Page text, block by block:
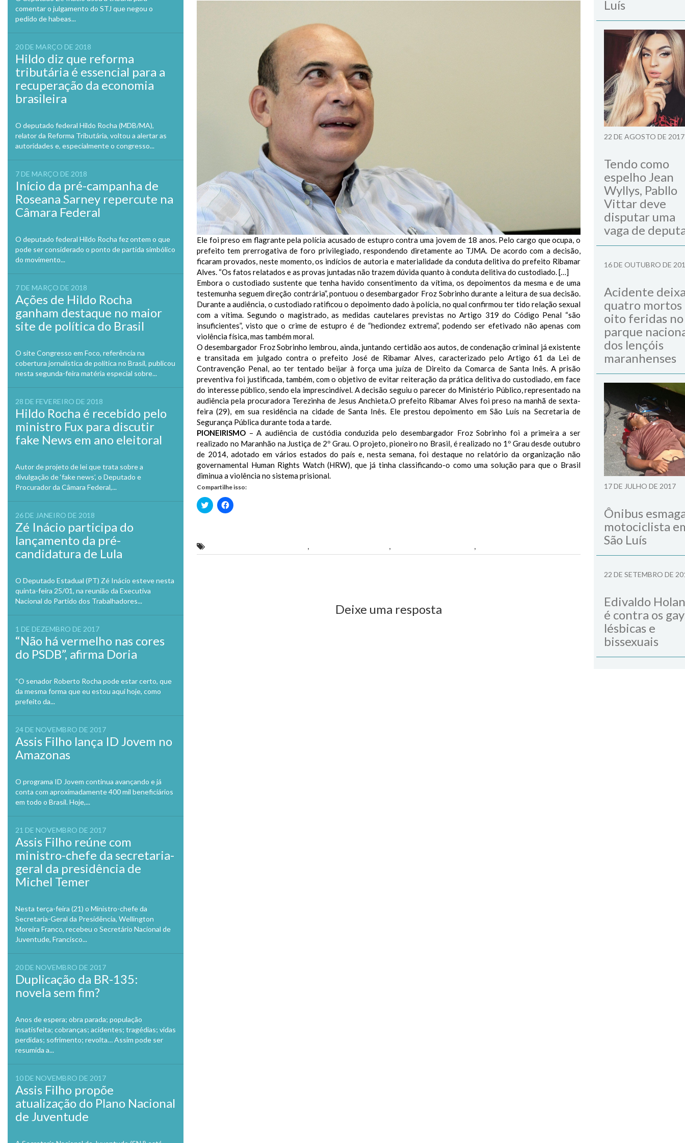
comentar o julgamento do STJ que negou o
pedido de habeas...
20 DE MARÇO DE 2018
Hildo diz que reforma
tributária é essencial para a
recuperação da economia
brasileira
O deputado federal Hildo Rocha (MDB/MA),
relator da Reforma Tributária, voltou a alertar as
autoridades e, especialmente o congresso...
7 DE MARÇO DE 2018
Início da pré-campanha de
Roseana Sarney repercute na
Câmara Federal
O deputado federal Hildo Rocha fez ontem o que
pode ser considerado o ponto de partida simbólico
do movimento...
7 DE MARÇO DE 2018
Ações de Hildo Rocha
ganham destaque no maior
site de política do Brasil
O site Congresso em Foco, referência na
cobertura jornalística de política no Brasil, publicou
nesta segunda-feira matéria especial sobre...
28 DE FEVEREIRO DE 2018
Hildo Rocha é recebido pelo
ministro Fux para discutir
fake News em ano eleitoral
Autor de projeto de lei que trata sobre a
divulgação de ‘fake news’, o Deputado e
Procurador da Câmara Federal,...
26 DE JANEIRO DE 2018
Zé Inácio participa do
lançamento da pré-
candidatura de Lula
O Deputado Estadual (PT) Zé Inácio esteve nesta
quinta-feira 25/01, na reunião da Executiva
Nacional do Partido dos Trabalhadores...
1 DE DEZEMBRO DE 2017
“Não há vermelho nas cores
do PSDB”, afirma Doria
“O senador Roberto Rocha pode estar certo, que
da mesma forma que eu estou aqui hoje, como
prefeito da...
24 DE NOVEMBRO DE 2017
Assis Filho lança ID Jovem no
Amazonas
O programa ID Jovem continua avançando e já
conta com aproximadamente 400 mil beneficiários
em todo o Brasil. Hoje,...
21 DE NOVEMBRO DE 2017
Assis Filho reúne com
ministro-chefe da secretaria-
geral da presidência de
Michel Temer
Nesta terça-feira (21) o Ministro-chefe da
Secretaria-Geral da Presidência, Wellington
Moreira Franco, recebeu o Secretário Nacional de
Juventude, Francisco...
20 DE NOVEMBRO DE 2017
Duplicação da BR-135:
novela sem fim?
Anos de espera; obra parada; população
insatisfeita; cobranças; acidentes; tragédias; vidas
perdidas; sofrimento; revolta… Assim pode ser
resumida a...
10 DE NOVEMBRO DE 2017
Assis Filho propõe
atualização do Plano Nacional
de Juventude
Ele foi preso em flagrante pela polícia acusado de estupro contra uma jovem de 18 anos. Pelo cargo que ocupa, o
prefeito tem prerrogativa de foro privilegiado, respondendo diretamente ao TJMA. De acordo com a decisão,
ficaram provados, neste momento, os indícios de autoria e materialidade da conduta delitiva do prefeito Ribamar
Alves. “Os fatos relatados e as provas juntadas não trazem dúvida quanto à conduta delitiva do custodiado. […]
Embora o custodiado sustente que tenha havido consentimento da vítima, os depoimentos da mesma e de uma
testemunha seguem direção contrária”, pontuou o desembargador Froz Sobrinho durante a leitura de sua decisão.
Durante a audiência, o custodiado ratificou o depoimento dado à polícia, no qual confirmou ter tido relação sexual
com a vítima. Segundo o magistrado, as medidas cautelares previstas no Artigo 319 do Código Penal “são
insuficientes”, visto que o crime de estupro é de “hediondez extrema”, podendo ser efetivado não apenas com
violência física, mas também moral.
O desembargador Froz Sobrinho lembrou, ainda, juntando certidão aos autos, de condenação criminal já existente
e transitada em julgado contra o prefeito José de Ribamar Alves, caracterizado pelo Artigo 61 da Lei de
Contravenção Penal, ao ter tentado beijar à força uma juíza de Direito da Comarca de Santa Inês. A prisão
preventiva foi justificada, também, com o objetivo de evitar reiteração da prática delitiva do custodiado, em face
do interesse público, sendo ela imprescindível. A decisão seguiu o parecer do Ministério Público, representado na
audiência pela procuradora Terezinha de Jesus Anchieta.O prefeito Ribamar Alves foi preso na manhã de sexta-
feira (29), em sua residência na cidade de Santa Inês. Ele prestou depoimento em São Luís na Secretaria de
Segurança Pública durante toda a tarde.
PIONEIRISMO – A audiência de custódia conduzida pelo desembargador Froz Sobrinho foi a primeira a ser
realizado no Maranhão na Justiça de 2º Grau. O projeto, pioneiro no Brasil, é realizado no 1º Grau desde outubro
de 2014, adotado em vários estados do país e, nesta semana, foi destaque no relatório da organização não
governamental Human Rights Watch (HRW), que já tinha classificando-o como uma solução para que o Brasil
diminua a violência no sistema prisional.
Compartilhe isso:
Clique
para
Clique
para
, , ,
Deixe uma resposta
Luís
22 DE AGOSTO DE 2017
Tendo como
espelho Jean
Wyllys, Pabllo
Vittar deve
disputar uma
vaga de
16 DE OUTUBRO DE
Acidente
quatro mortos
oito feridas no
parque
dos lençóis
maranhenses
17 DE JULHO DE 2017
Ônibus
motociclista
São Luís
22 DE SETEMBRO DE
Edivaldo
é contra os
lésbicas e
bissexuais